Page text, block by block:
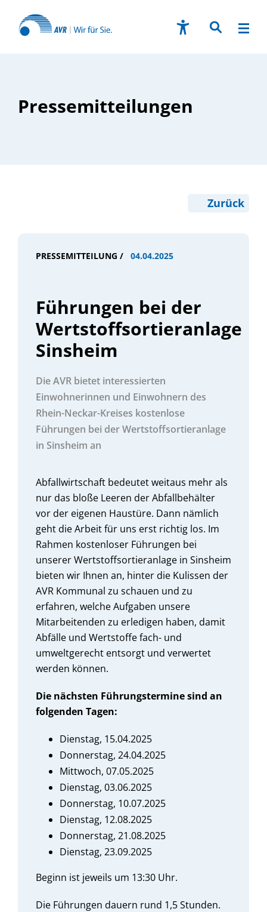
Pressemitteilungen
PRESSEMITTEILUNG / 04.04.2025
Zurück
Führungen bei der
Wertstoffsortieranlage
Sinsheim
Die AVR bietet interessierten
Einwohnerinnen und Einwohnern des
Rhein-Neckar-Kreises kostenlose
Führungen bei der Wertstoffsortieranlage
in Sinsheim an
Abfallwirtschaft bedeutet weitaus mehr als
nur das bloße Leeren der Abfallbehälter
vor der eigenen Haustüre. Dann nämlich
geht die Arbeit für uns erst richtig los. Im
Rahmen kostenloser Führungen bei
unserer Wertstoffsortieranlage in Sinsheim
bieten wir Ihnen an, hinter die Kulissen der
AVR Kommunal zu schauen und zu
erfahren, welche Aufgaben unsere
Mitarbeitenden zu erledigen haben, damit
Abfälle und Wertstoffe fach- und
umweltgerecht entsorgt und verwertet
werden können.
Die nächsten Führungstermine sind an
folgenden Tagen:
Dienstag, 15.04.2025
Donnerstag, 24.04.2025
Mittwoch, 07.05.2025
Dienstag, 03.06.2025
Donnerstag, 10.07.2025
Dienstag, 12.08.2025
Donnerstag, 21.08.2025
Dienstag, 23.09.2025
Beginn ist jeweils um 13:30 Uhr.
Die Führungen dauern rund 1,5 Stunden.